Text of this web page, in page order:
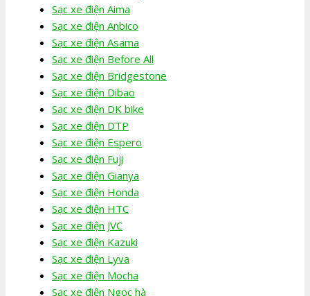
Sạc xe điện Aima
Sạc xe điện Anbico
Sạc xe điện Asama
Sạc xe điện Before All
Sạc xe điện Bridgestone
Sạc xe điện Dibao
Sạc xe điện DK bike
Sạc xe điện DTP
Sạc xe điện Espero
Sạc xe điện Fuji
Sạc xe điện Gianya
Sạc xe điện Honda
Sạc xe điện HTC
Sạc xe điện JVC
Sạc xe điện Kazuki
Sạc xe điện Lyva
Sạc xe điện Mocha
Sạc xe điện Ngọc hà